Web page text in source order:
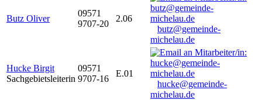
Butz Oliver
09571
9707-20
2.06
butz@gemeinde-
michelau.de
Hucke Birgit
Sachgebietsleiterin
09571
9707-16
E.01
hucke@gemeinde-
michelau.de